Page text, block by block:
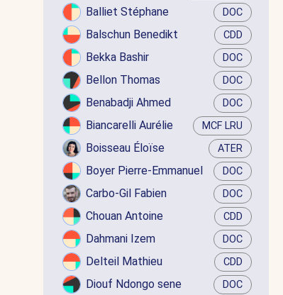
Balliet Stéphane DOC
Balschun Benedikt CDD
Bekka Bashir DOC
Bellon Thomas DOC
Benabadji Ahmed DOC
Biancarelli Aurélie MCF LRU
Boisseau Éloïse ATER
Boyer Pierre-Emmanuel DOC
Carbo-Gil Fabien DOC
Chouan Antoine CDD
Dahmani Izem DOC
Delteil Mathieu CDD
Diouf Ndongo sene DOC